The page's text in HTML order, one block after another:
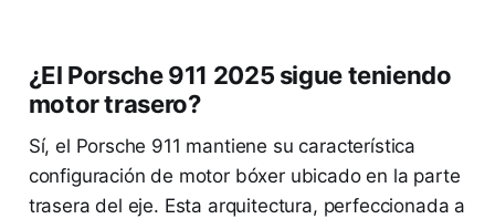
¿El Porsche 911 2025 sigue teniendo
motor trasero?
Sí, el Porsche 911 mantiene su característica
configuración de motor bóxer ubicado en la parte
trasera del eje. Esta arquitectura, perfeccionada a